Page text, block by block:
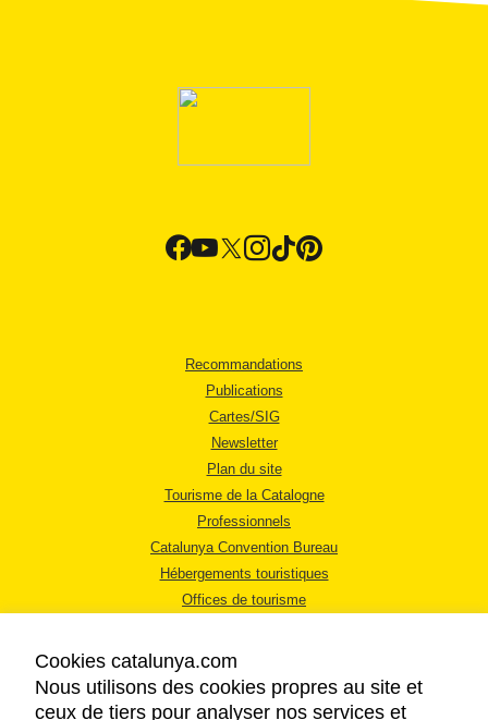
Recommandations
Publications
Cartes/SIG
Newsletter
Plan du site
Tourisme de la Catalogne
Professionnels
Catalunya Convention Bureau
Hébergements touristiques
Offices de tourisme
Cookies catalunya.com
Nous utilisons des cookies propres au site et
ceux de tiers pour analyser nos services et